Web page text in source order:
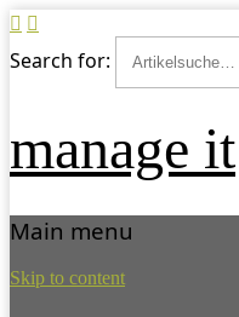
Search for:
manage it
Main menu
Skip to content